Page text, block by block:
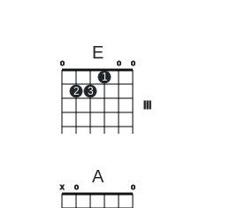
E
o
2 3
1
o o
A
x o o